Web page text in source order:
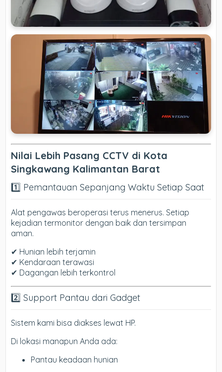
Nilai Lebih Pasang CCTV di Kota
Singkawang Kalimantan Barat
1️⃣ Pemantauan Sepanjang Waktu Setiap Saat
Alat pengawas beroperasi terus menerus. Setiap
kejadian termonitor dengan baik dan tersimpan
aman.
✔ Hunian lebih terjamin
✔ Kendaraan terawasi
✔ Dagangan lebih terkontrol
2️⃣ Support Pantau dari Gadget
Sistem kami bisa diakses lewat HP.
Di lokasi manapun Anda ada:
Pantau keadaan hunian